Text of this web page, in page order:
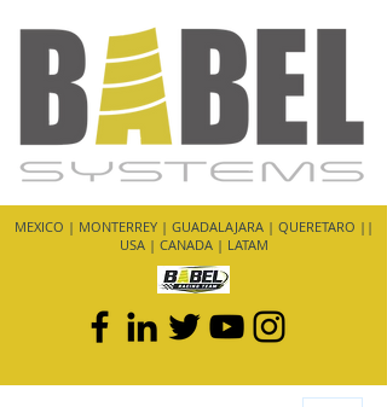
MEXICO | MONTERREY | GUADALAJARA | QUERETARO ||
USA | CANADA | LATAM